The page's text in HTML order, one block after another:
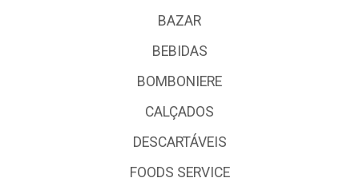
BAZAR
BEBIDAS
BOMBONIERE
CALÇADOS
DESCARTÁVEIS
FOODS SERVICE